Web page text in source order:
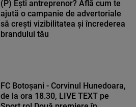
(P) Ești antreprenor? Află cum te
ajută o campanie de advertoriale
să crești vizibilitatea și încrederea
brandului tău
FC Botoșani - Corvinul Hunedoara,
de la ora 18.30, LIVE TEXT pe